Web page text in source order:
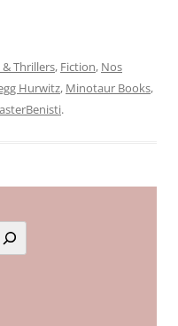
Thrillers, Fiction, Nos
Hurwitz, Minotaur Books,
.